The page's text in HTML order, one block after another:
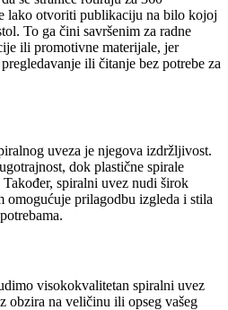
lako otvoriti publikaciju na bilo kojoj
To ga čini savršenim za radne
ili promotivne materijale, jer
ili čitanje bez potrebe za
uveza je njegova izdržljivost.
dok plastične spirale
spiralni uvez nudi širok
omogućuje prilagodbu izgleda i stila
visokokvalitetan spiralni uvez
obzira na veličinu ili opseg vašeg